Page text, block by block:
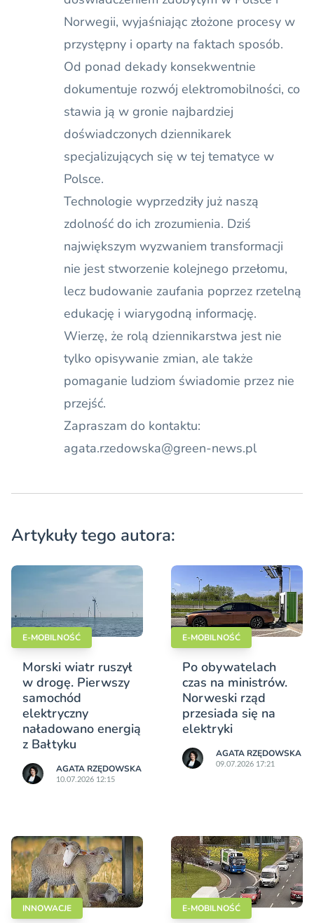
Norwegii, wyjaśniając złożone procesy w
przystępny i oparty na faktach sposób.
Od ponad dekady konsekwentnie
dokumentuje rozwój elektromobilności, co
stawia ją w gronie najbardziej
doświadczonych dziennikarek
specjalizujących się w tej tematyce w
Polsce.
Technologie wyprzedziły już naszą
zdolność do ich zrozumienia. Dziś
największym wyzwaniem transformacji
nie jest stworzenie kolejnego przełomu,
lecz budowanie zaufania poprzez rzetelną
edukację i wiarygodną informację.
Wierzę, że rolą dziennikarstwa jest nie
tylko opisywanie zmian, ale także
pomaganie ludziom świadomie przez nie
przejść.
Zapraszam do kontaktu:
agata.rzedowska@green-news.pl
Artykuły tego autora:
E-MOBILNOŚĆ
Morski wiatr ruszył
w drogę. Pierwszy
samochód
elektryczny
naładowano energią
z Bałtyku
AGATA RZĘDOWSKA
10.07.2026 12:15
E-MOBILNOŚĆ
Po obywatelach
czas na ministrów.
Norweski rząd
przesiada się na
elektryki
AGATA RZĘDOWSKA
09.07.2026 17:21
INNOWACJE E-MOBILNOŚĆ